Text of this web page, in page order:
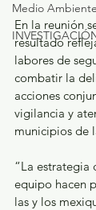
Medio Ambiente
En la reunión
resultado
labores de
combatir la
acciones
vigilancia y
municipios de
“La estrategia
equipo hacen
las y los